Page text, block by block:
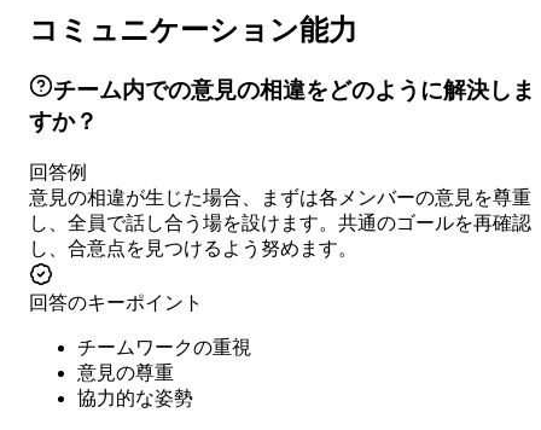
コミュニケーション能力
チーム内での意見の相違をどのように解決しま
すか？
回答例
意見の相違が生じた場合、まずは各メンバーの意見を尊重
し、全員で話し合う場を設けます。共通のゴールを再確認
し、合意点を見つけるよう努めます。
回答のキーポイント
チームワークの重視
意見の尊重
協力的な姿勢